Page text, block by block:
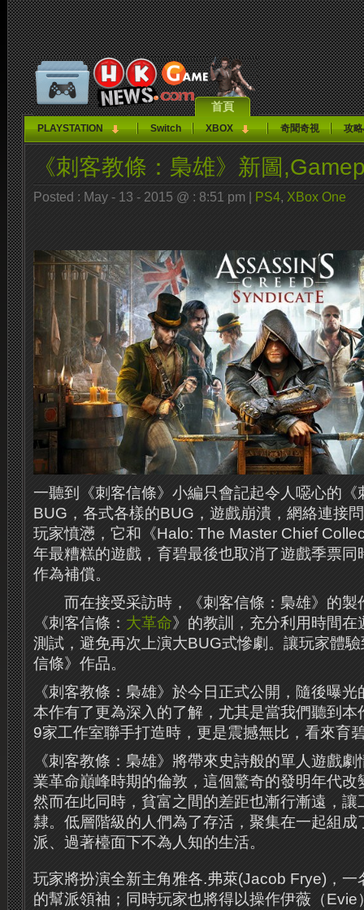
首頁
PLAYSTATION Switch XBOX 奇聞奇視 攻
《刺客教條：梟雄》新圖
Posted : May - 13 - 2015 @ : 8:51 pm | PS4, XBox One
一聽到《刺客信條》小編只會記起令人噁心的《
BUG，各式各樣的BUG，遊戲崩潰，網絡連接
玩家憤懣，它和《Halo: The Master Chief
年最糟糕的遊戲，育碧最後也取消了遊戲季票同
作為補償。
而在接受采訪時，《刺客信條：梟雄》的製
《刺客信條： 大革命》的教訓，充分利用時間
測試，避免再次上演大BUG式慘劇。讓玩家體
信條》作品。
《刺客教條：梟雄》於今日正式公開，隨後曝
本作有了更為深入的了解，尤其是當我們聽到本
9家工作室聯手打造時，更是震撼無比，看來育
《刺客教條：梟雄》將帶來史詩般的單人遊戲
業革命巔峰時期的倫敦，這個驚奇的發明年代改
然而在此同時，貧富之間的差距也漸行漸遠，讓
隸。低層階級的人們為了存活，聚集在一起組
派、過著檯面下不為人知的生活。
玩家將扮演全新主角雅各.弗萊(Jacob Frye)，一
的幫派領袖；同時玩家也將得以操作伊薇（Evie